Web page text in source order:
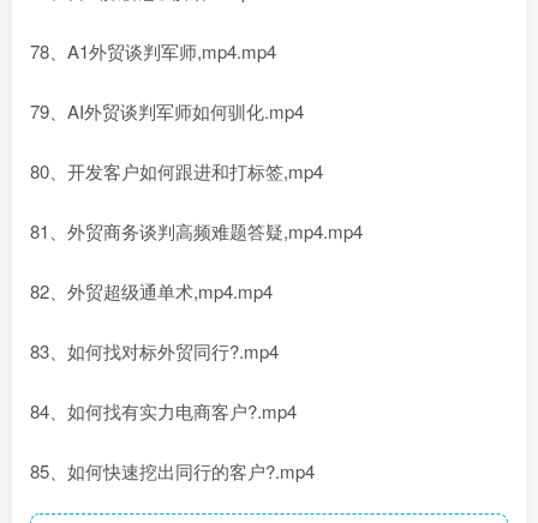
78、A1外贸谈判军师,mp4.mp4
79、AI外贸谈判军师如何驯化.mp4
80、开发客户如何跟进和打标签,mp4
81、外贸商务谈判高频难题答疑,mp4.mp4
82、外贸超级通单术,mp4.mp4
83、如何找对标外贸同行?.mp4
84、如何找有实力电商客户?.mp4
85、如何快速挖出同行的客户?.mp4